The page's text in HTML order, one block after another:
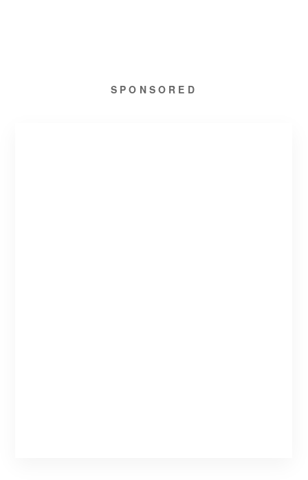
SPONSORED